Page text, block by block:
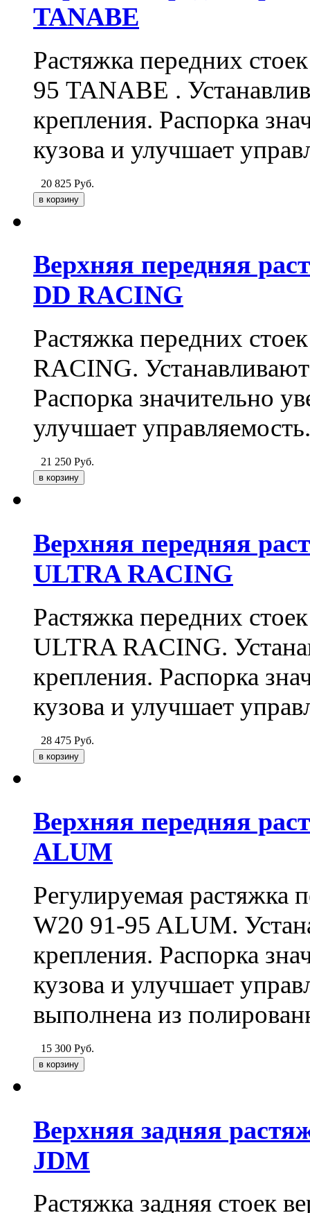
TANABE
Растяжка передних
95 TANABE .
крепления. Распорка
кузова и улучшает
20 825 Руб.
Верхняя передняя
DD RACING
Растяжка передних
RACING.
Распорка значительно
улучшает управляемость.
21 250 Руб.
Верхняя передняя
ULTRA RACING
Растяжка передних
ULTRA RACING.
крепления. Распорка
кузова и улучшает
28 475 Руб.
Верхняя передняя
ALUM
Регулируемая растяжка
W20 91-95 ALUM.
крепления. Распорка
кузова и улучшает
выполнена из
15 300 Руб.
Верхняя задняя
JDM
Растяжка задняя стоек